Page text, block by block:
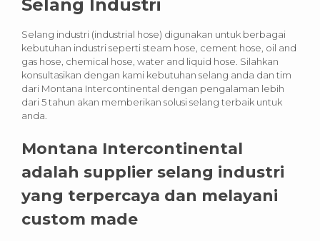
Selang Industri
Selang industri (industrial hose) digunakan untuk berbagai
kebutuhan industri seperti steam hose, cement hose, oil and
gas hose, chemical hose, water and liquid hose. Silahkan
konsultasikan dengan kami kebutuhan selang anda dan tim
dari Montana Intercontinental dengan pengalaman lebih
dari 5 tahun akan memberikan solusi selang terbaik untuk
anda.
Montana Intercontinental
adalah supplier selang industri
yang terpercaya dan melayani
custom made